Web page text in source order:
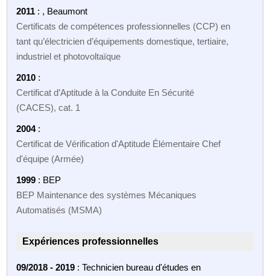
2011 : , Beaumont
Certificats de compétences professionnelles (CCP) en
tant qu’électricien d’équipements domestique, tertiaire,
industriel et photovoltaïque
2010 :
Certificat d’Aptitude à la Conduite En Sécurité
(CACES), cat. 1
2004:
Certificat de Vérification d'Aptitude Élémentaire Chef
d'équipe (Armée)
1999 : BEP
BEP Maintenance des systèmes Mécaniques
Automatisés (MSMA)
Expériences professionnelles
09/2018 - 2019 : Technicien bureau d'études en